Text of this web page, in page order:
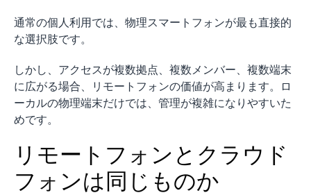
通常の個人利用では、物理スマートフォンが最も直接的
な選択肢です。
しかし、アクセスが複数拠点、複数メンバー、複数端末
に広がる場合、リモートフォンの価値が高まります。ロ
ーカルの物理端末だけでは、管理が複雑になりやすいた
めです。
リモートフォンとクラウド
フォンは同じものか